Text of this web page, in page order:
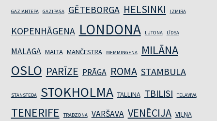
GAZIANTEPA GAZIPAŞA GĒTEBORGA HELSINKI IZMIRA
KOPENHĀGENA LONDONA LUTONA LĪDSA
MALAGA MALTA MANČESTRA MEMMINGENA MILĀNA
OSLO PARĪZE PRĀGA ROMA STAMBULA
STANSTEDA STOKHOLMA TALLINA TBILISI TELAVIVA
TENERIFE TRABZONA VARŠAVA VENĒCIJA VIĻŅA